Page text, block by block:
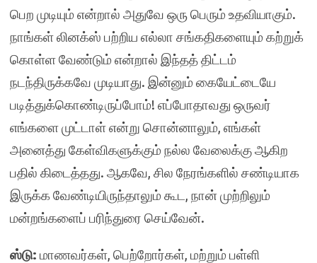
பெற முடியும் என்றால் அதுவே ஒரு பெரும் உதவியாகும்.
நாங்கள் லினக்ஸ் பற்றிய எல்லா சங்கதிகளையும் கற்றுக்
கொள்ள வேண்டும் என்றால் இந்தத் திட்டம்
நடந்திருக்கவே முடியாது. இன்னும் கையேட்டையே
படித்துக்கொண்டிருப்போம்! எப்போதாவது ஒருவர்
எங்களை முட்டாள் என்று சொன்னாலும், எங்கள்
அனைத்து கேள்விகளுக்கும் நல்ல வேலைக்கு ஆகிற
பதில் கிடைத்தது. ஆகவே, சில நேரங்களில் சண்டியாக
இருக்க வேண்டியிருந்தாலும் கூட, நான் முற்றிலும்
மன்றங்களைப் பரிந்துரை செய்வேன்.
ஸ்டு: மாணவர்கள், பெற்றோர்கள், மற்றும் பள்ளி